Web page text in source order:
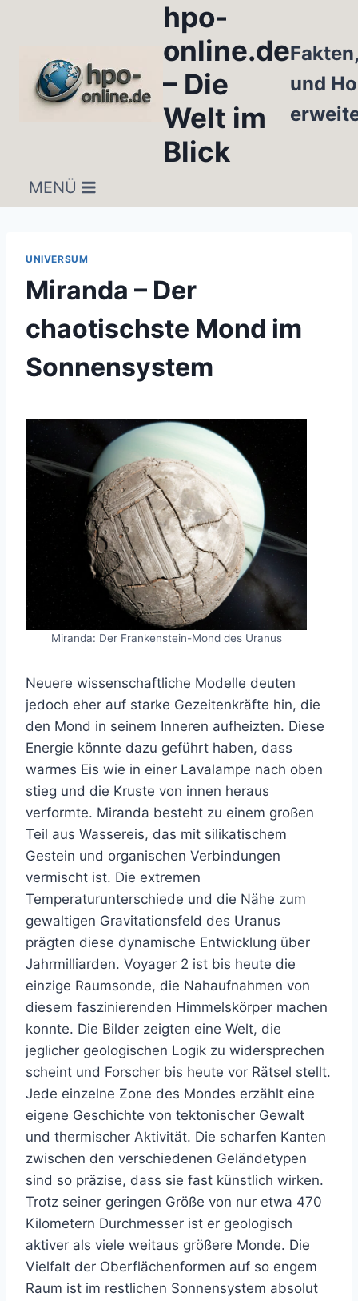
hpo-
online.de
– Die
Welt im
Blick
und
MENÜ
UNIVERSUM
Miranda – Der
chaotischste Mond im
Sonnensystem
Miranda: Der Frankenstein-Mond des Uranus
Neuere wissenschaftliche Modelle deuten
jedoch eher auf starke Gezeitenkräfte hin, die
den Mond in seinem Inneren aufheizten. Diese
Energie könnte dazu geführt haben, dass
warmes Eis wie in einer Lavalampe nach oben
stieg und die Kruste von innen heraus
verformte. Miranda besteht zu einem großen
Teil aus Wassereis, das mit silikatischem
Gestein und organischen Verbindungen
vermischt ist. Die extremen
Temperaturunterschiede und die Nähe zum
gewaltigen Gravitationsfeld des Uranus
prägten diese dynamische Entwicklung über
Jahrmilliarden. Voyager 2 ist bis heute die
einzige Raumsonde, die Nahaufnahmen von
diesem faszinierenden Himmelskörper machen
konnte. Die Bilder zeigten eine Welt, die
jeglicher geologischen Logik zu widersprechen
scheint und Forscher bis heute vor Rätsel stellt.
Jede einzelne Zone des Mondes erzählt eine
eigene Geschichte von tektonischer Gewalt
und thermischer Aktivität. Die scharfen Kanten
zwischen den verschiedenen Geländetypen
sind so präzise, dass sie fast künstlich wirken.
Trotz seiner geringen Größe von nur etwa 470
Kilometern Durchmesser ist er geologisch
aktiver als viele weitaus größere Monde. Die
Vielfalt der Oberflächenformen auf so engem
Raum ist im restlichen Sonnensystem absolut